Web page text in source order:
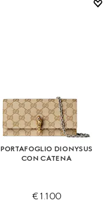
PORTAFOGLIO DIONYSUS
CON CATENA
€ 1.100